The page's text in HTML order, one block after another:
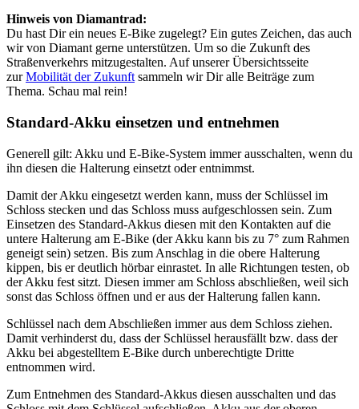
Hinweis von Diamantrad:
Du hast Dir ein neues E-Bike zugelegt? Ein gutes Zeichen, das auch
wir von Diamant gerne unterstützen. Um so die Zukunft des
Straßenverkehrs mitzugestalten. Auf unserer Übersichtsseite
zurMobilität der Zukunft sammeln wir Dir alle Beiträge zum
Thema. Schau mal rein!
Standard-Akku einsetzen und entnehmen
Generell gilt: Akku und E-Bike-System immer ausschalten, wenn du
ihn diesen die Halterung einsetzt oder entnimmst.
Damit der Akku eingesetzt werden kann, muss der Schlüssel im
Schloss stecken und das Schloss muss aufgeschlossen sein. Zum
Einsetzen des Standard-Akkus diesen mit den Kontakten auf die
untere Halterung am E-Bike (der Akku kann bis zu 7° zum Rahmen
geneigt sein) setzen. Bis zum Anschlag in die obere Halterung
kippen, bis er deutlich hörbar einrastet. In alle Richtungen testen, ob
der Akku fest sitzt. Diesen immer am Schloss abschließen, weil sich
sonst das Schloss öffnen und er aus der Halterung fallen kann.
Schlüssel nach dem Abschließen immer aus dem Schloss ziehen.
Damit verhinderst du, dass der Schlüssel herausfällt bzw. dass der
Akku bei abgestelltem E-Bike durch unberechtigte Dritte
entnommen wird.
Zum Entnehmen des Standard-Akkus diesen ausschalten und das